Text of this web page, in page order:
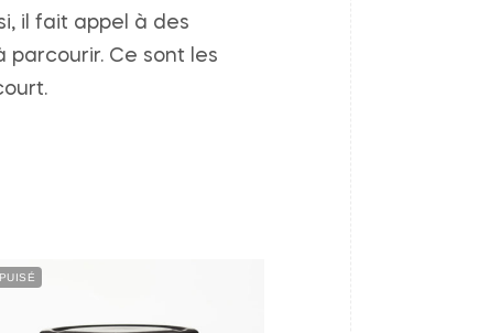
il fait appel à des
parcourir. Ce sont les